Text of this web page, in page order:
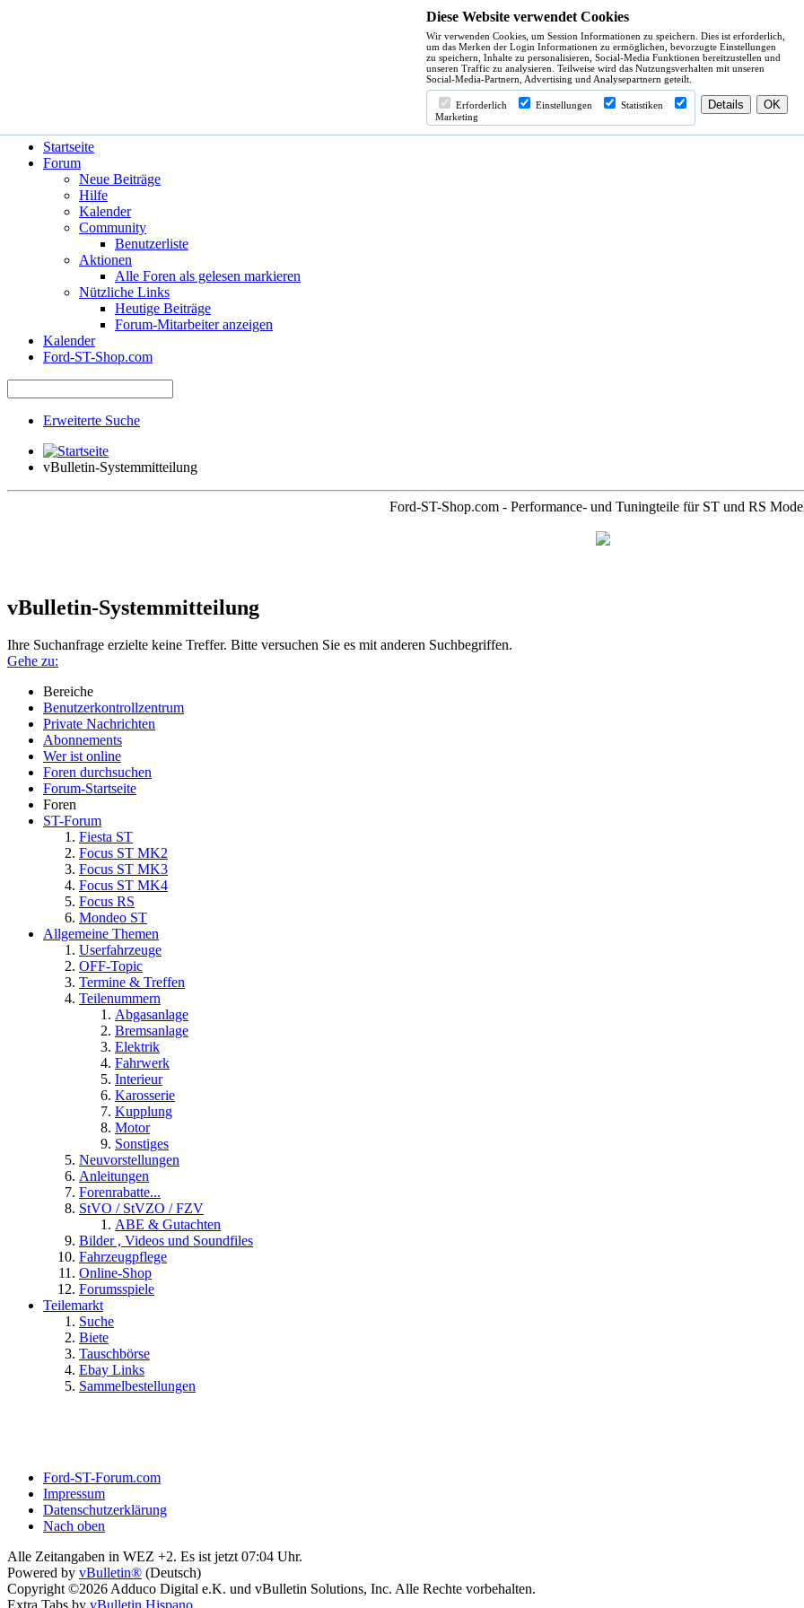
Startseite
Forum
Neue Beiträge
Hilfe
Kalender
Community
Benutzerliste
Aktionen
Alle Foren als gelesen markieren
Nützliche Links
Heutige Beiträge
Forum-Mitarbeiter anzeigen
Kalender
Ford-ST-Shop.com
Erweiterte Suche
vBulletin-Systemmitteilung
Ford-ST-Shop.com - Performance- und Tuningteile für ST und RS
vBulletin-Systemmitteilung
Ihre Suchanfrage erzielte keine Treffer. Bitte versuchen Sie es mit anderen Suchbegriffen.
Gehe zu:
Bereiche
Benutzerkontrollzentrum
Private Nachrichten
Abonnements
Wer ist online
Foren durchsuchen
Forum-Startseite
Foren
ST-Forum
Fiesta ST
Focus ST MK2
Focus ST MK3
Focus ST MK4
Focus RS
Mondeo ST
Allgemeine Themen
Userfahrzeuge
OFF-Topic
Termine & Treffen
Teilenummern
Abgasanlage
Bremsanlage
Elektrik
Fahrwerk
Interieur
Karosserie
Kupplung
Motor
Sonstiges
Neuvorstellungen
Anleitungen
Forenrabatte...
StVO / StVZO / FZV
ABE & Gutachten
Bilder , Videos und Soundfiles
Fahrzeugpflege
Online-Shop
Forumsspiele
Teilemarkt
Suche
Biete
Tauschbörse
Ebay Links
Sammelbestellungen
Diese Website verwendet Cookies
Wir verwenden Cookies, um Session Informationen zu speichern. Dies ist erforderlich,
um das Merken der Login Informationen zu ermöglichen, bevorzugte Einstellungen
zu speichern, Inhalte zu personalisieren, Social-Media Funktionen bereitzustellen und
unseren Traffic zu analysieren. Teilweise wird das Nutzungsverhalten mit unseren
Social-Media-Partnern, Advertising und Analysepartnern geteilt.
Erforderlich Einstellungen
Statistiken
Marketing
Ford-ST-Forum.com
Impressum
Datenschutzerklärung
Nach oben
Alle Zeitangaben in WEZ +2. Es ist jetzt07:04 Uhr.
Powered by vBulletin® (Deutsch)
Copyright ©2026 Adduco Digital e.K. und vBulletin Solutions, Inc. Alle Rechte vorbehalten.